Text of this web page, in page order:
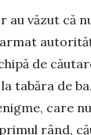
au văzut că
de
tabăra de
care
rând,